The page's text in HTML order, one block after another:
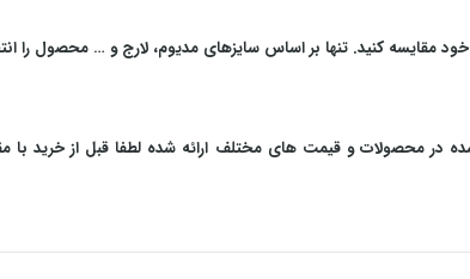
مقایسه کنید. تنها بر اساس سایزهای مدیوم، لارج و … محصول را
در محصولات و قیمت های مختلف ارائه شده لطفا قبل از خرید